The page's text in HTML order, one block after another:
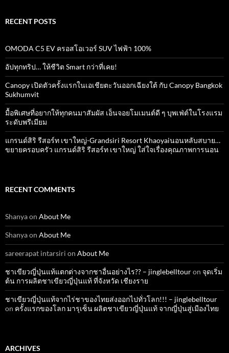
RECENT POSTS
OMODA C5 EV ครอสโอเวอร์ SUV ไฟฟ้า 100%
อัปทุกทริป… ให้ชีวิต Smart กว่าที่เคย!
Canopy เปิดตัวครั้งแรกในเอเชียตะวันออกเฉียงใต้ กับ Canopy Bangkok
Sukhumvit
มื้อพิเศษที่อยากให้ทุกคนมาสัมผัส เอ็นจอยโมเมนต์ดี ๆ บุพเฟ่ต์ในโรงแรม
ระดับพรีเมียม
แกรนด์สิริ​ รีสอร์ท​ เขาใหญ่​-Grandsiri​ Resort​ Khaoyaiนอนหลับสบาย…
ขยายครอบครัว แกรนด์สิริ รีสอร์ท เขาใหญ่ ใส่ใจเรื่องคุณภาพการนอน
RECENT COMMENTS
Shanyaon About Me
Shanyaon About Me
sareerapat intarsiri on About Me
ชาเขียวญี่ปุ่นแท้แตกต่างจากชาอื่นอย่างไร?? – jinglebelltouron จุดเริ่ม
ต้น การผลิตชาเขียวญี่ปุ่นแท้ ที่จังหวัด เชียงราย
ชาเขียวญี่ปุ่นแท้จากไร่ชาของไทยส่งออกไปทั่วโลก!!! – jinglebelltour
on ครั้งแรกของโลก มารุเซ็น ผลิตชาเขียวญี่ปุ่นแท้ จากญี่ปุ่นสู่เมืองไทย
ARCHIVES